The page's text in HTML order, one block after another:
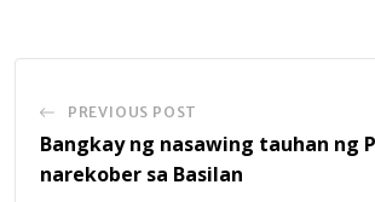
PREVIOUS POST
Bangkay ng nasawing tauhan ng
narekober sa Basilan